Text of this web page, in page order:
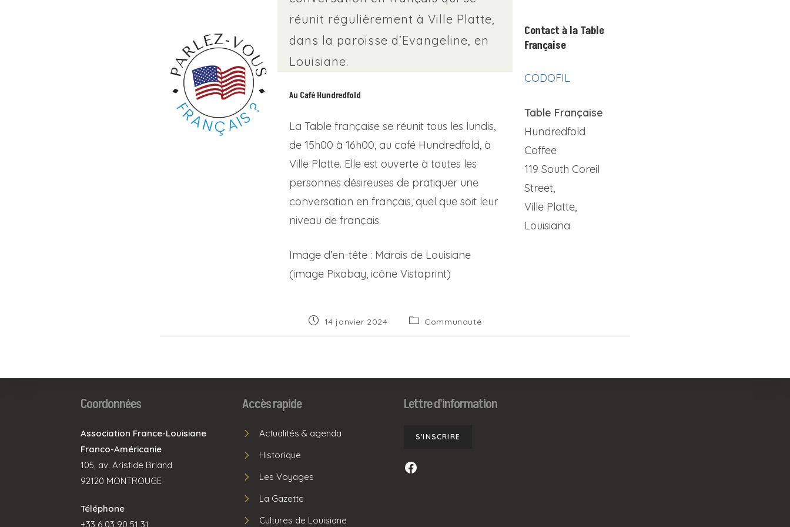
réunit régulièrement à Ville Platte,
dans la paroisse d’Evangeline, en
Louisiane.
Au Café Hundredfold
La Table française se réunit tous les lundis,
de 15h00 à 16h00, au café Hundredfold, à
Ville Platte. Elle est ouverte à toutes les
personnes désireuses de pratiquer une
conversation en français, quel que soit leur
niveau de français.
Image d’en-tête : Marais de Louisiane
(image Pixabay, icône Vistaprint)
Contact à la Table
Française
CODOFIL
Table Française
Hundredfold
Coffee
119 South Coreil
Street,
Ville Platte,
Louisiana
Publication
14 janvier 2024
PostCommunauté
Coordonnées
Association France-Louisiane
Franco-Américanie
105, av. Aristide Briand
92120 MONTROUGE
Téléphone
+33 6 03 90 51 31
Accès rapide
Actualités & agenda
Historique
Les Voyages
La Gazette
Cultures de Louisiane
Lettre d'information
S'INSCRIRE
Facebook